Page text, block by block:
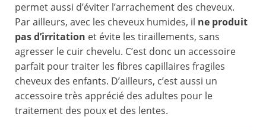
permet aussi d’éviter l’arrachement des cheveux.
Par ailleurs, avec les cheveux humides, il ne produit
pas d’irritation et évite les tiraillements, sans
agresser le cuir chevelu. C’est donc un accessoire
parfait pour traiter les fibres capillaires fragiles
cheveux des enfants. D’ailleurs, c’est aussi un
accessoire très apprécié des adultes pour le
traitement des poux et des lentes.